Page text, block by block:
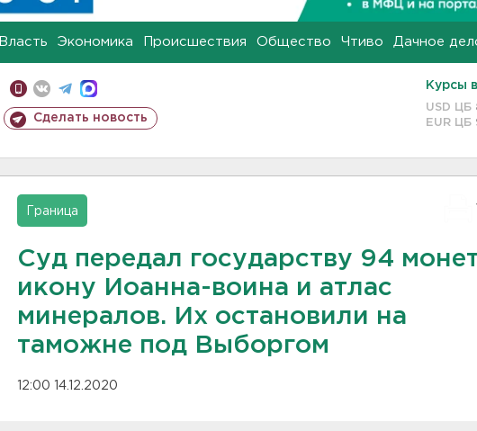
Власть Экономика Происшествия Общество Чтиво Дачное
Сделать новость
Курсы
USD ЦБ
EUR ЦБ
Граница
Суд передал государству 94
икону Иоанна-воина и атлас
минералов. Их остановили на
таможне под Выборгом
12:00 14.12.2020